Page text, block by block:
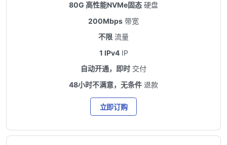
80G 高性能NVMe固态 硬盘
200Mbps 带宽
不限 流量
1 IPv4IP
自动开通，即时 交付
48小时不满意，无条件 退款
立即订购